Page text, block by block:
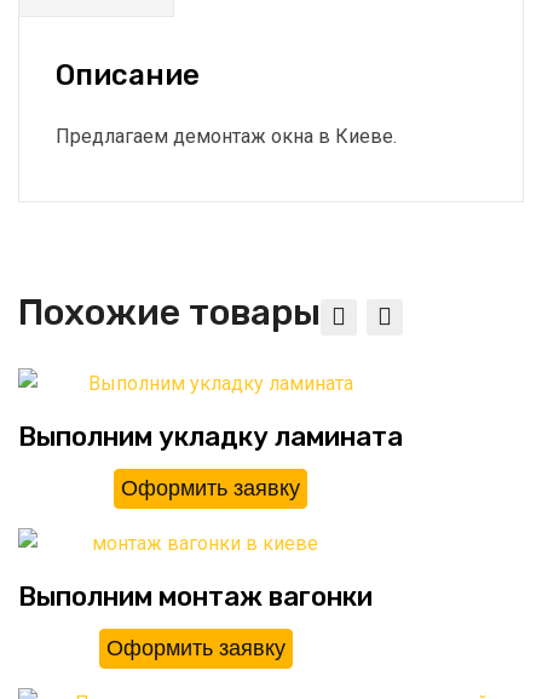
Описание
Предлагаем демонтаж окна в Киеве.
Похожие товары
Выполним укладку ламината
Оформить заявку
Выполним монтаж вагонки
Оформить заявку